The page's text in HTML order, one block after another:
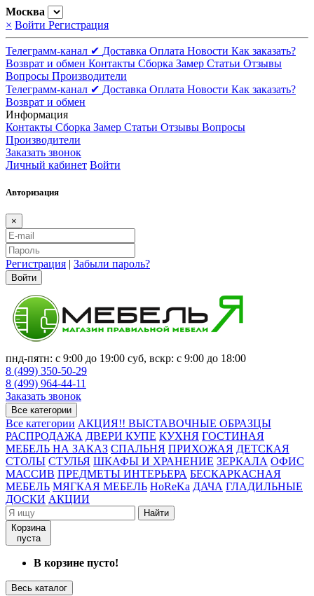
Москва
× Войти Регистрация
Телеграмм-канал ✔ Доставка Оплата Новости Как заказать?
Возврат и обмен Контакты Сборка Замер Статьи Отзывы
Вопросы Производители
Телеграмм-канал ✔ Доставка Оплата Новости Как заказать?
Возврат и обмен
Информация
Контакты Сборка Замер Статьи Отзывы Вопросы
Производители
Заказать звонок
Личный кабинет Войти
Авторизация
×
Регистрация | Забыли пароль?
Войти
пнд-пятн: с 9:00 до 19:00 суб, вскр: с 9:00 до 18:00
8 (499) 350-50-29
8 (499) 964-44-11
Заказать звонок
Все категории
Все категории АКЦИЯ!! ВЫСТАВОЧНЫЕ ОБРАЗЦЫ
РАСПРОДАЖА ДВЕРИ КУПЕ КУХНЯ ГОСТИНАЯ
МЕБЕЛЬ НА ЗАКАЗ СПАЛЬНЯ ПРИХОЖАЯ ДЕТСКАЯ
СТОЛЫ СТУЛЬЯ ШКАФЫ И ХРАНЕНИЕ ЗЕРКАЛА ОФИС
МАССИВ ПРЕДМЕТЫ ИНТЕРЬЕРА БЕСКАРКАСНАЯ
МЕБЕЛЬ МЯГКАЯ МЕБЕЛЬ HoReKa ДАЧА ГЛАДИЛЬНЫЕ
ДОСКИ АКЦИИ
Найти
Корзина
пуста
В корзине пусто!
Весь каталог